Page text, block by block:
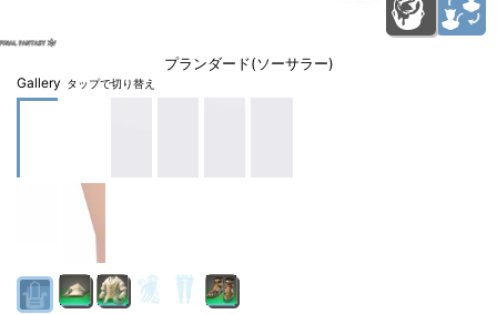
プランダード(ソーサラー)
Gallery タップで切り替え